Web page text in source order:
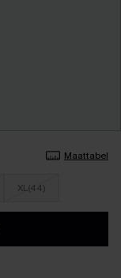
Maattabel
XL(44)